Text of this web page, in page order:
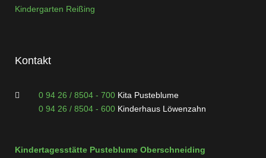
Kindergarten Reißing
Kontakt
0 94 26 / 8504 - 700Kita Pusteblume
0 94 26 / 8504 - 600Kinderhaus Löwenzahn
Kindertagesstätte Pusteblume Oberschneiding